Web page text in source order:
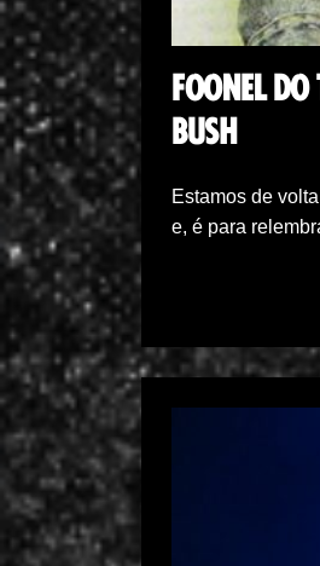
FOONEL
BUSH
Estamos de
e, é para